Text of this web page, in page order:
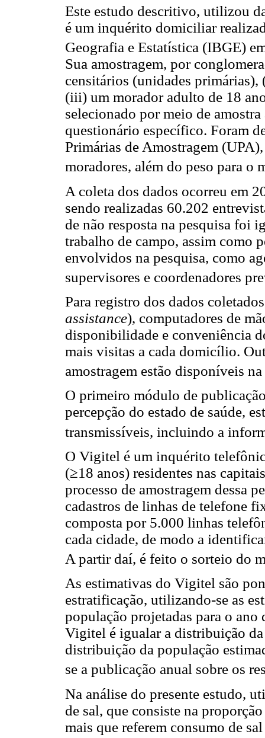
Este estudo descritivo, utilizou
é um inquérito domiciliar
Geografia e Estatística (IBGE)
Sua amostragem, por
censitários (unidades
(iii) um morador adulto de 18
selecionado por meio de
questionário específico. Foram
Primárias de Amostragem
moradores, além do peso para o
A coleta dos dados ocorreu em
sendo realizadas 60.202
de não resposta na pesquisa foi
trabalho de campo, assim como
envolvidos na pesquisa, como
supervisores e coordenadores
Para registro dos dados
assistance), computadores de
disponibilidade e conveniência
mais visitas a cada domicílio.
amostragem estão disponíveis
O primeiro módulo de
percepção do estado de saúde,
transmissíveis, incluindo a
O Vigitel é um inquérito
(≥18 anos) residentes nas
processo de amostragem dessa
cadastros de linhas de telefone
composta por 5.000 linhas
cada cidade, de modo a
A partir daí, é feito o sorteio do
As estimativas do Vigitel são
estratificação, utilizando-se as
população projetadas para o
Vigitel é igualar a distribuição
distribuição da população
se a publicação anual sobre os
Na análise do presente estudo,
de sal, que consiste na
mais que referem consumo de